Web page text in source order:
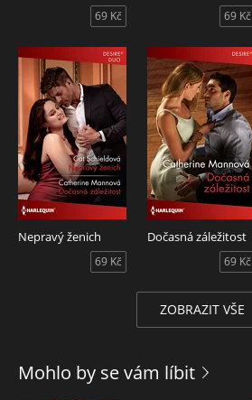
69 Kč 69 Kč
Nepravý ženich
69 Kč
Dočasná záležitost
69 Kč
ZOBRAZIT VŠE
Mohlo by se vám líbit